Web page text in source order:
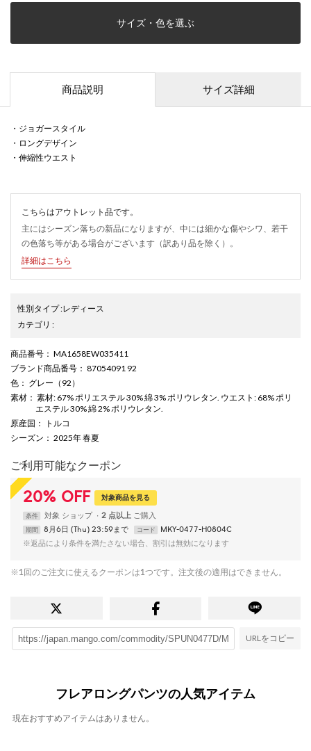
サイズ・色を選ぶ
商品説明 サイズ詳細
・ジョガースタイル
・ロングデザイン
・伸縮性ウエスト
こちらはアウトレット品です。
主にはシーズン落ちの新品になりますが、中には細かな傷やシワ、若干
の色落ち等がある場合がございます（訳あり品を除く）。
詳細はこちら
性別タイプ:レディース
カテゴリ :
商品番号 ： MA1658EW035411
ブランド商品番号 ： 87054091 92
色 ： グレー（92）
素材 ： 素材: 67% ポリエステル 30% 綿 3% ポリウレタン. ウエスト: 68% ポリ
エステル 30% 綿 2% ポリウレタン.
原産国 ： トルコ
シーズン ： 2025年 春夏
ご利用可能なクーポン
20% OFF 対象商品を見る
条件 対象 ショップ 2 点以上
期間 8月6日 (Thu) 23:59まで コード
MKY-0477-H0804C
※返品により条件を満たさない場合、割引は無効になります
※1回のご注文に使えるクーポンは1つです。注文後の適用はできません。
URLをコピー
フレアロングパンツの人気アイテム
現在おすすめアイテムはありません。